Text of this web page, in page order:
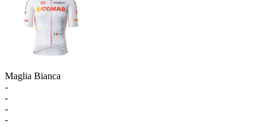
Maglia Bianca
-
-
-
-